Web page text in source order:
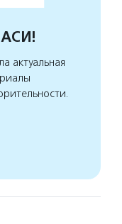
АСИ!
актуальная